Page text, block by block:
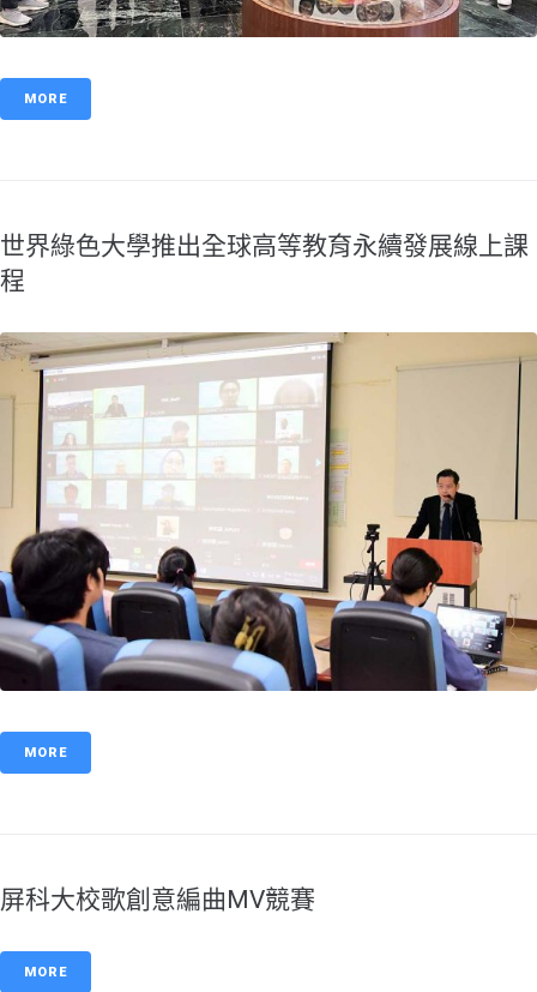
MORE
世界綠色大學推出全球高等教育永續發展線上課
程
MORE
屏科大校歌創意編曲MV競賽
MORE